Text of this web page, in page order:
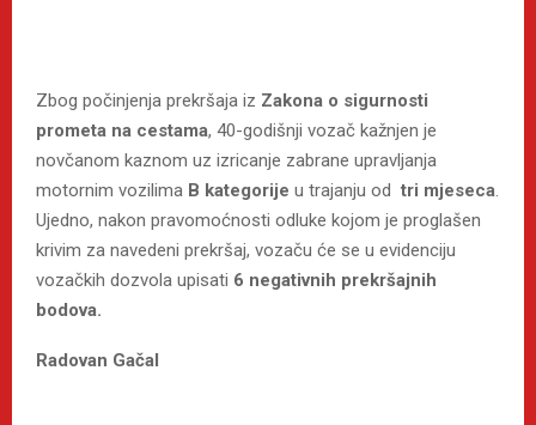
Zbog počinjenja prekršaja iz Zakona o sigurnosti
prometa na cestama, 40-godišnji vozač kažnjen je
novčanom kaznom uz izricanje zabrane upravljanja
motornim vozilima B kategorije u trajanju od tri mjeseca.
Ujedno, nakon pravomoćnosti odluke kojom je proglašen
krivim za navedeni prekršaj, vozaču će se u evidenciju
vozačkih dozvola upisati 6 negativnih prekršajnih
bodova.
Radovan Gačal